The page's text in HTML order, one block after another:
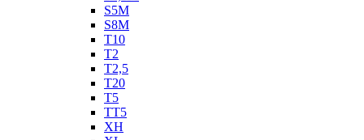
S5M
S8M
T10
T2
T2,5
T20
T5
TT5
XH